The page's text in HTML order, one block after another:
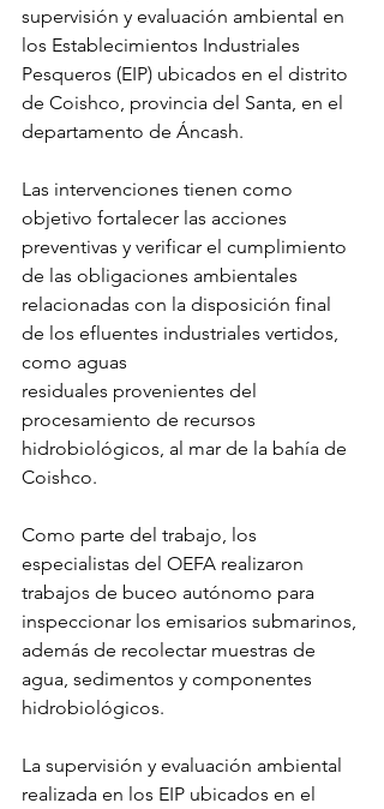
supervisión y evaluación ambiental en
los Establecimientos Industriales
Pesqueros (EIP) ubicados en el distrito
de Coishco, provincia del Santa, en el
departamento de Áncash.
Las intervenciones tienen como
objetivo fortalecer las acciones
preventivas y verificar el cumplimiento
de las obligaciones ambientales
relacionadas con la disposición final
de los efluentes industriales vertidos,
como aguas
residuales provenientes del
procesamiento de recursos
hidrobiológicos, al mar de la bahía de
Coishco.
Como parte del trabajo, los
especialistas del OEFA realizaron
trabajos de buceo autónomo para
inspeccionar los emisarios submarinos,
además de recolectar muestras de
agua, sedimentos y componentes
hidrobiológicos.
La supervisión y evaluación ambiental
realizada en los EIP ubicados en el